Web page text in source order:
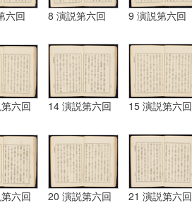
六回 8 演説第六回 9 演説第六回
六回 14 演説第六回 15 演説第六回
六回 20 演説第六回 21 演説第六回